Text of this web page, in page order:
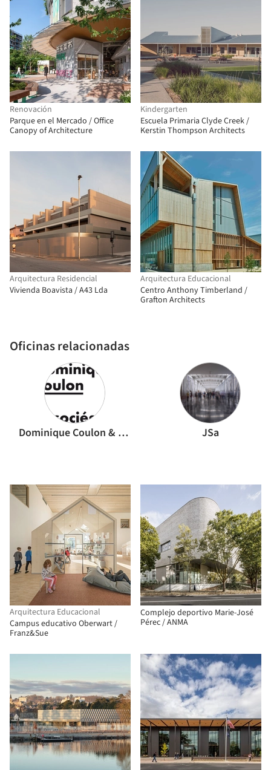
Renovación
Parque en el Mercado / Office
Canopy of Architecture
Kindergarten
Escuela Primaria Clyde Creek /
Kerstin Thompson Architects
Arquitectura Residencial
Vivienda Boavista / A43 Lda
Oficinas relacionadas
Dominique Coulon & associés JSa
Arquitectura Educacional
Centro Anthony Timberland /
Grafton Architects
Arquitectura Educacional
Campus educativo Oberwart /
Franz&Sue
Complejo deportivo Marie-José
Pérec / ANMA